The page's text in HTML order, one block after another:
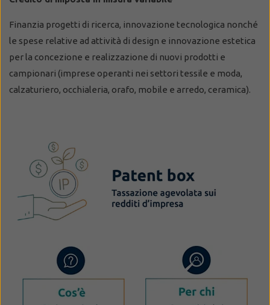
Finanzia progetti di ricerca, innovazione tecnologica nonché
le spese relative ad attività di design e innovazione estetica
per la concezione e realizzazione di nuovi prodotti e
campionari (imprese operanti nei settori tessile e moda,
calzaturiero, occhialeria, orafo, mobile e arredo, ceramica).